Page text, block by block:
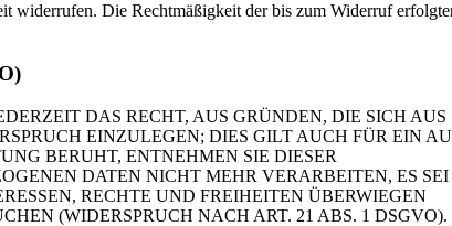
widerrufen. Die Rechtmäßigkeit der bis zum Widerruf
DAS RECHT, AUS GRÜNDEN, DIE SICH AUS
EINZULEGEN; DIES GILT AUCH FÜR EIN
BERUHT, ENTNEHMEN SIE DIESER
DATEN NICHT MEHR VERARBEITEN, ES SEI
RECHTE UND FREIHEITEN ÜBERWIEGEN
(WIDERSPRUCH NACH ART. 21 ABS. 1 DSGVO).